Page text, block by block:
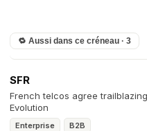
🔁 Aussi dans ce créneau · 3
SFR
French telcos agree
Evolution
Enterprise B2B